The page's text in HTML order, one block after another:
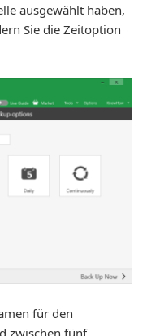
ausgewählt haben,
Sie die Zeitoption
für den
zwischen fünf